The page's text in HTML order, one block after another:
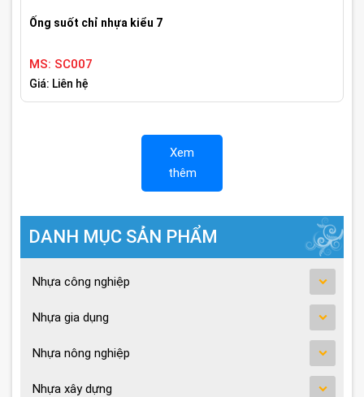
Ống suốt chỉ nhựa kiểu 7
MS: SC007
Giá: Liên hệ
Xem
thêm
DANH MỤC SẢN PHẨM
Nhựa công nghiệp
Nhựa gia dụng
Nhựa nông nghiệp
Nhựa xây dựng